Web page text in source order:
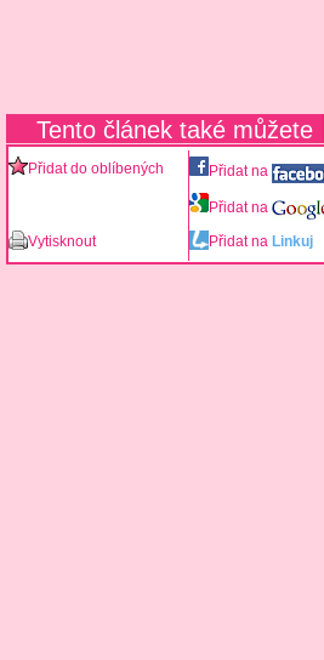
Tento článek také můžete
Přidat do oblíbených Přidat na
Přidat na
Vytisknout
Přidat na Linkuj